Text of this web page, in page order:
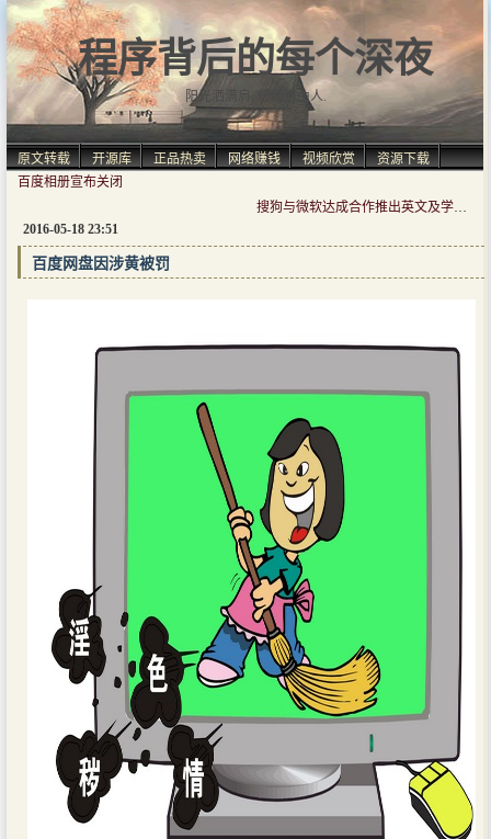
程序背后的每个深夜
阳光洒满肩, 仿佛自由人.
原文转载 开源库 正品热卖 网络赚钱 视频欣赏
资源下载
百度相册宣布关闭
搜狗与微软达成合作推出英文及学术搜索
2016-05-18 23:51
百度网盘因涉黄被罚